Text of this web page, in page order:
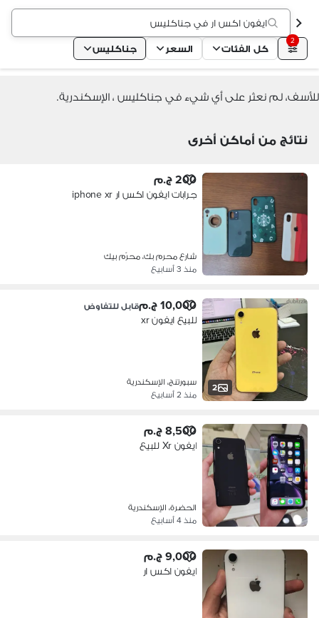
ايفون اكس ار في جناكليس
2
كل الفئات السعر جناكليس
للأسف، لم نعثر على أي شيء في جناكليس ، الإسكندرية.
نتائج من أماكن أخرى
200 ج.م
جرابات ايفون اكس ار iphone xr
شارع محرم بك، محرّم بيك
منذ 3 أسابيع
2
10,000 ج.م قابل للتفاوض
للبيع ايفون xr
سبورتنج، الإسكندرية
منذ 2 أسابيع
8,500 ج.م
ايفون Xr للبيع
الحضرة، الإسكندرية
منذ 4 أسابيع
9,000 ج.م
ايفون اكس ار